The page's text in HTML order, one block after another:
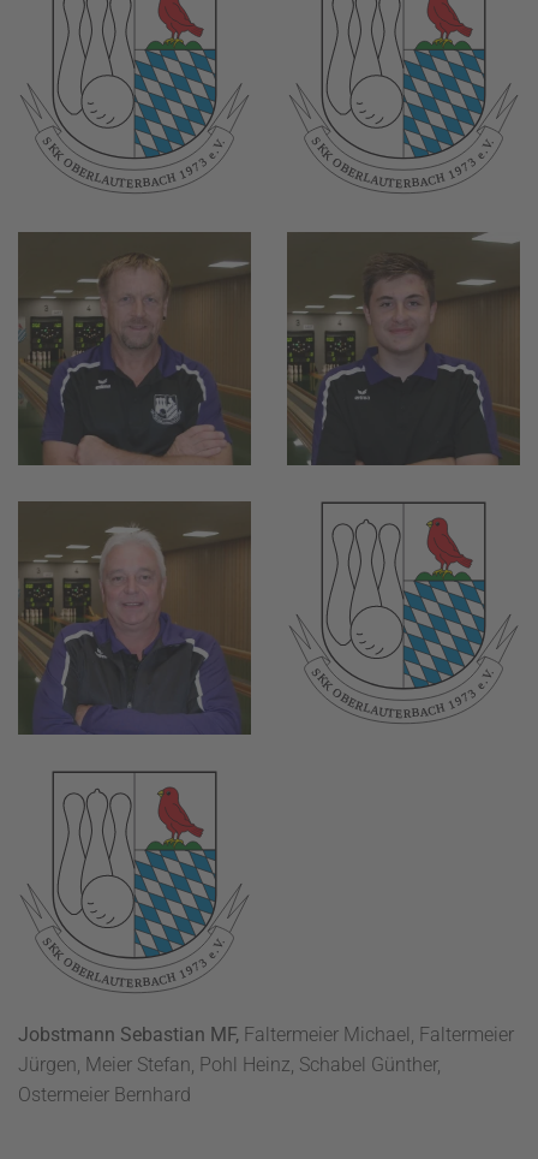
Jobstmann Sebastian MF, Faltermeier Michael, Faltermeier
Jürgen, Meier Stefan, Pohl Heinz, Schabel Günther,
Ostermeier Bernhard